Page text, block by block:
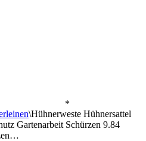
*
\Hühnerweste Hühnersattel
Gartenarbeit Schürzen 9.84